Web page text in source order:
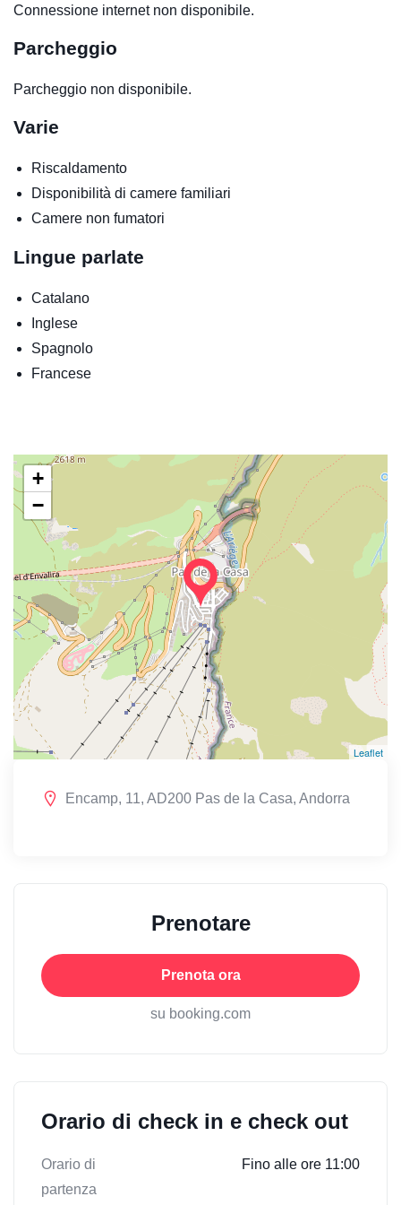
Connessione internet non disponibile.
Parcheggio
Parcheggio non disponibile.
Varie
Riscaldamento
Disponibilità di camere familiari
Camere non fumatori
Lingue parlate
Catalano
Inglese
Spagnolo
Francese
+
−
Leaflet
Encamp, 11, AD200 Pas de la Casa, Andorra
Prenotare
Prenota ora
su booking.com
Orario di check in e check out
Orario di
partenza
Fino alle ore 11:00